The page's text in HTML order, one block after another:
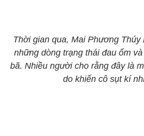
Thời gian qua, Mai Phương Thúy
những dòng trạng thái đau ốm
bã. Nhiều người cho rằng đây là
do khiến cô sụt kí